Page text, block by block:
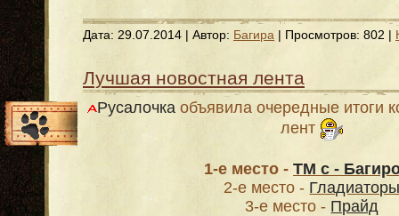
Дата: 29.07.2014 | Автор: Багира | Просмотров: 802 |
Лучшая новостная лента
Русалочка объявила очередные итоги
лент
1-е место - ТМ с -
2-е место -
3-е место - Прайд